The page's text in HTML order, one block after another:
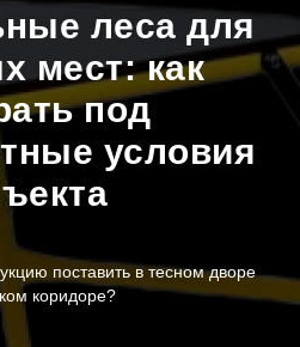
леса для
мест: как
под
условия
поставить в тесном дворе
коридоре?